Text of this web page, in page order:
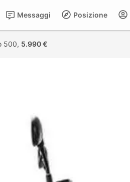
Posizione
Messaggi
500, 5.990 €